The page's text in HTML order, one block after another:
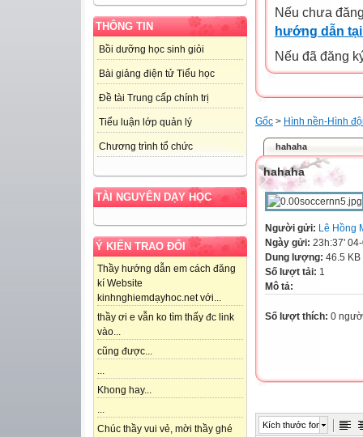
THÔNG TIN
Bồi dưỡng học sinh giỏi
Bài giảng điện tử Tiểu học
Đề tài Trung cấp chính trị
Tiểu luận lớp quản lý
Chương trình tổ chức
TÀI NGUYÊN DẠY HỌC
Ý KIẾN TRAO ĐỔI
Thầy hướng dẫn em cách đăng
kí Website
kinhnghiemdạyhoc.net với...
thầy ơi e vẫn ko tìm thấy đc link
vào...
cũng được...
...
Khong hay...
...
Chúc thầy vui vẻ, mời thầy ghé
Nếu chưa
hướng dẫn
Nếu đã đăng
Gốc > Hình nền-Hình
hahaha
hahaha
Người gửi: Lê Hồng
Ngày gửi: 23h:37'
Dung lượng: 46.5 KB
Số lượt tải: 1
Mô tả:
Số lượt thích: 0
Kích thước font